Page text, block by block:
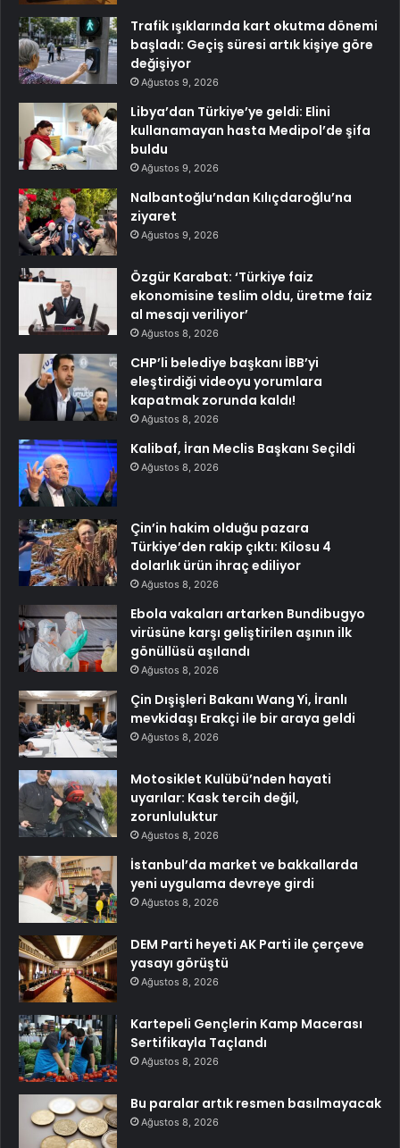
Trafik ışıklarında kart okutma dönemi
başladı: Geçiş süresi artık kişiye göre
değişiyor
Ağustos 9, 2026
Libya’dan Türkiye’ye geldi: Elini
kullanamayan hasta Medipol’de şifa
buldu
Ağustos 9, 2026
Nalbantoğlu’ndan Kılıçdaroğlu’na
ziyaret
Ağustos 9, 2026
Özgür Karabat: ‘Türkiye faiz
ekonomisine teslim oldu, üretme faiz
al mesajı veriliyor’
Ağustos 8, 2026
CHP’li belediye başkanı İBB’yi
eleştirdiği videoyu yorumlara
kapatmak zorunda kaldı!
Ağustos 8, 2026
Kalibaf, İran Meclis Başkanı Seçildi
Ağustos 8, 2026
Çin’in hakim olduğu pazara
Türkiye’den rakip çıktı: Kilosu 4
dolarlık ürün ihraç ediliyor
Ağustos 8, 2026
Ebola vakaları artarken Bundibugyo
virüsüne karşı geliştirilen aşının ilk
gönüllüsü aşılandı
Ağustos 8, 2026
Çin Dışişleri Bakanı Wang Yi, İranlı
mevkidaşı Erakçi ile bir araya geldi
Ağustos 8, 2026
Motosiklet Kulübü’nden hayati
uyarılar: Kask tercih değil,
zorunluluktur
Ağustos 8, 2026
İstanbul’da market ve bakkallarda
yeni uygulama devreye girdi
Ağustos 8, 2026
DEM Parti heyeti AK Parti ile çerçeve
yasayı görüştü
Ağustos 8, 2026
Kartepeli Gençlerin Kamp Macerası
Sertifikayla Taçlandı
Ağustos 8, 2026
Bu paralar artık resmen basılmayacak
Ağustos 8, 2026